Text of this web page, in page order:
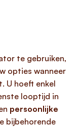
te gebruiken,
opties wanneer
U hoeft enkel
looptijd in
persoonlijke
bijbehorende